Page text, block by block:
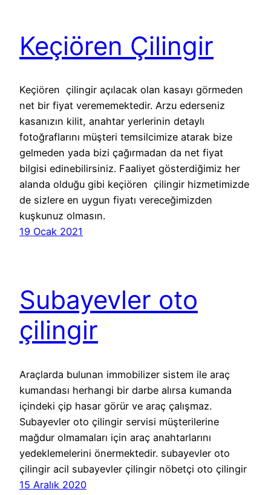
Keçiören Çilingir
Keçiören çilingir açılacak olan kasayı görmeden
net bir fiyat verememektedir. Arzu ederseniz
kasanızın kilit, anahtar yerlerinin detaylı
fotoğraflarını müşteri temsilcimize atarak bize
gelmeden yada bizi çağırmadan da net fiyat
bilgisi edinebilirsiniz. Faaliyet gösterdiğimiz her
alanda olduğu gibi keçiören çilingir hizmetimizde
de sizlere en uygun fiyatı vereceğimizden
kuşkunuz olmasın.
19 Ocak 2021
Subayevler oto
çilingir
Araçlarda bulunan immobilizer sistem ile araç
kumandası herhangi bir darbe alırsa kumanda
içindeki çip hasar görür ve araç çalışmaz.
Subayevler oto çilingir servisi müşterilerine
mağdur olmamaları için araç anahtarlarını
yedeklemelerini önermektedir. subayevler oto
çilingir acil subayevler çilingir nöbetçi oto çilingir
15 Aralık 2020